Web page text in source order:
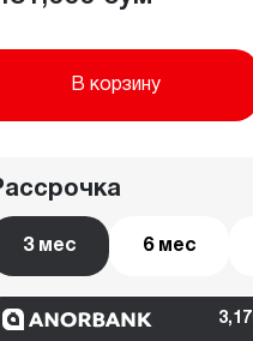
В корзину
3 мес 6 мес